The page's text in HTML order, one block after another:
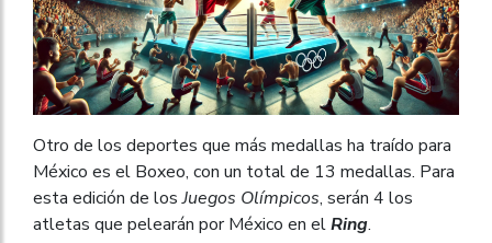
Otro de los deportes que más medallas ha traído para
México es el Boxeo, con un total de 13 medallas. Para
esta edición de losJuegos Olímpicos, serán 4 los
atletas que pelearán por México en elRing.